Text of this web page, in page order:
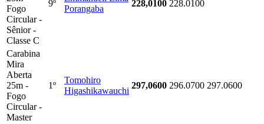
Fogo
Circular -
Sênior -
Classe C
9º
Porangaba
228,0100 228.0100
Carabina
Mira
Aberta
25m -
Fogo
Circular -
Master
1º
Tomohiro
Higashikawauchi
297,0600 296.0700 297.0600